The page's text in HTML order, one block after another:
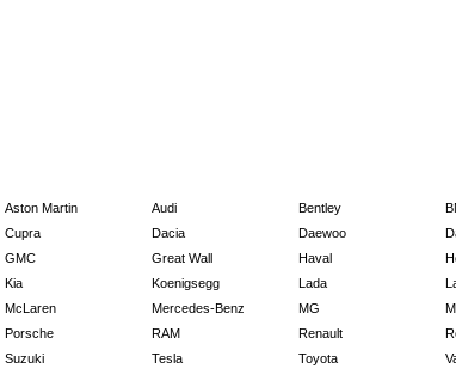
Aston Martin Audi Bentley
Cupra Dacia Daewoo
GMC Great Wall Haval
Kia Koenigsegg Lada
McLaren Mercedes-Benz MG
Porsche RAM Renault
Suzuki Tesla Toyota